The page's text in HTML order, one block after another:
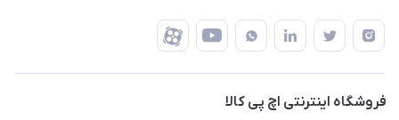
ضمانت اصالت کالا
رهگیری مرسولات چاپار
رهگیری مرسولات ماهکس
درباره ما
تماس با ما
فروشگاه اینترنتی اچ پی کالا